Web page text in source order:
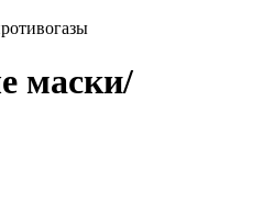
маски/